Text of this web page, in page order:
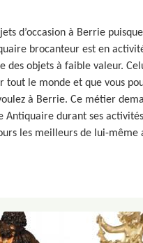
d’occasion à Berrie
brocanteur est en
des objets à faible valeur.
tout le monde et que vous
à Berrie. Ce métier
Antiquaire durant ses
les meilleurs de lui-même